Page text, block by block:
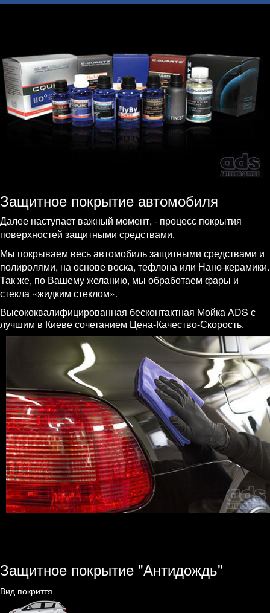
Защитное покрытие автомобиля
Далее наступает важный момент, - процесс покрытия
поверхностей защитными средствами.
Мы покрываем весь автомобиль защитными средствами и
полиролями, на основе воска, тефлона или Нано-керамики.
Так же, по Вашему желанию, мы обработаем фары и
стекла «жидким стеклом».
Высококвалифицированная бесконтактная Мойка ADS с
лучшим в Киеве сочетанием Цена-Качество-Скорость.
Защитное покрытие "Антидождь"
Вид покриття